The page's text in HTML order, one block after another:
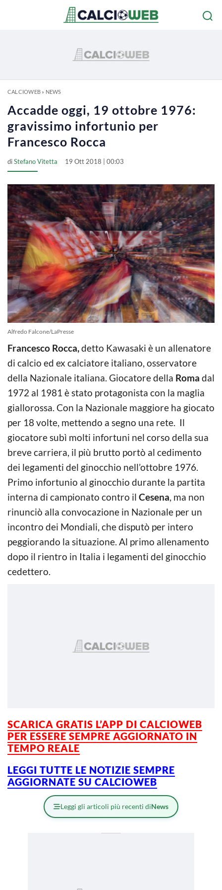
CALCIOWEB» NEWS
Accadde oggi, 19 ottobre 1976:
gravissimo infortunio per
Francesco Rocca
diStefano Vitetta 19 Ott 2018 | 00:03
Alfredo Falcone/LaPresse
Francesco Rocca,detto Kawasaki è un allenatore
di calcio ed ex calciatore italiano, osservatore
della Nazionale italiana. Giocatore della Roma dal
1972 al 1981 è stato protagonista con la maglia
giallorossa. Con la Nazionale maggiore ha giocato
per 18 volte, mettendo a segno una rete. Il
giocatore subì molti infortuni nel corso della sua
breve carriera, il più brutto portò al cedimento
dei legamenti del ginocchio nell’ottobre 1976.
Primo infortunio al ginocchio durante la partita
interna di campionato contro il Cesena, ma non
rinunciò alla convocazione in Nazionale per un
incontro dei Mondiali, che disputò per intero
peggiorando la situazione. Al primo allenamento
dopo il rientro in Italia i legamenti del ginocchio
cedettero.
SCARICA GRATIS L’APP DI CALCIOWEB
PER ESSERE SEMPRE AGGIORNATO IN
TEMPO REALE
LEGGI TUTTE LE NOTIZIE SEMPRE
AGGIORNATE SU CALCIOWEB
Leggi gli articoli più recenti diNews